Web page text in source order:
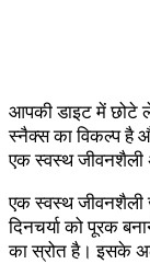
आपकी डाइट में छोटे
स्नैक्स का विकल्प है
एक स्वस्थ जीवनशैली
एक स्वस्थ जीवनशैली
दिनचर्या को पूरक
का स्रोत है। इसके